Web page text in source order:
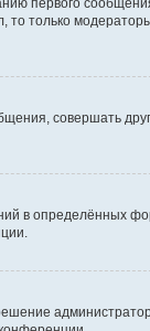
то только
совершать
в определённых